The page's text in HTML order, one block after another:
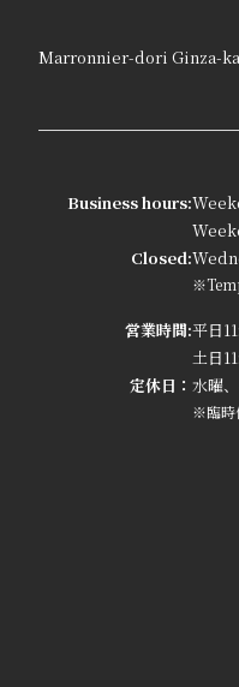
Marronnier-dori Ginza-
Business hours:
Closed:
営業時間:平日
土日
定休日： 水曜
※臨時